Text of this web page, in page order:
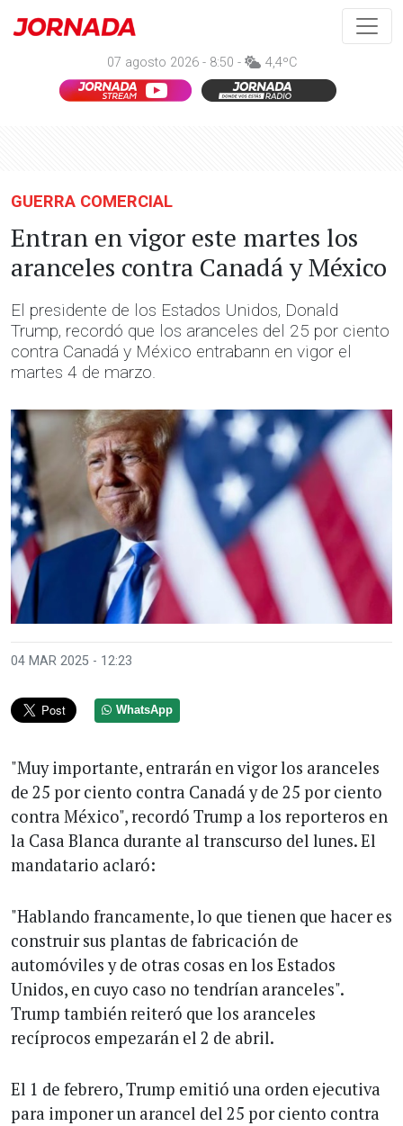
07 agosto 2026 - 8:50 - 4,4ºC
GUERRA COMERCIAL
Entran en vigor este martes los
aranceles contra Canadá y México
El presidente de los Estados Unidos, Donald
Trump, recordó que los aranceles del 25 por ciento
contra Canadá y México entrabann en vigor el
martes 4 de marzo.
04 MAR 2025 - 12:23
WhatsApp
"Muy importante, entrarán en vigor los aranceles
de 25 por ciento contra Canadá y de 25 por ciento
contra México", recordó Trump a los reporteros en
la Casa Blanca durante al transcurso del lunes. El
mandatario aclaró:
"Hablando francamente, lo que tienen que hacer es
construir sus plantas de fabricación de
automóviles y de otras cosas en los Estados
Unidos, en cuyo caso no tendrían aranceles".
Trump también reiteró que los aranceles
recíprocos empezarán el 2 de abril.
El 1 de febrero, Trump emitió una orden ejecutiva
para imponer un arancel del 25 por ciento contra